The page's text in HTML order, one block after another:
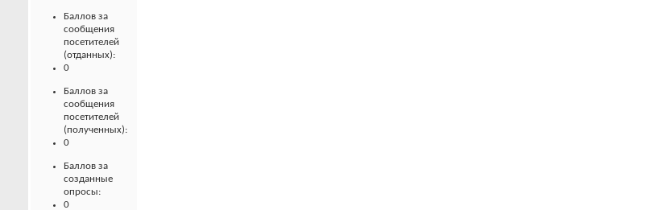
Баллов за
сообщения
посетителей
(отданных):
0
Баллов за
сообщения
посетителей
(полученных):
0
Баллов за
созданные
опросы:
0